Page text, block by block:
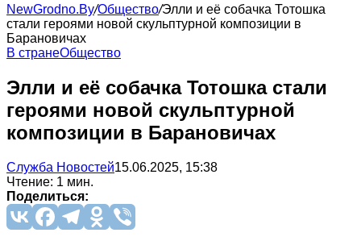
NewGrodno.By/Общество/Элли и её собачка Тотошка
стали героями новой скульптурной композиции в
Барановичах
В странеОбщество
Элли и её собачка Тотошка стали
героями новой скульптурной
композиции в Барановичах
Служба Новостей15.06.2025, 15:38
Чтение: 1 мин.
Поделиться: